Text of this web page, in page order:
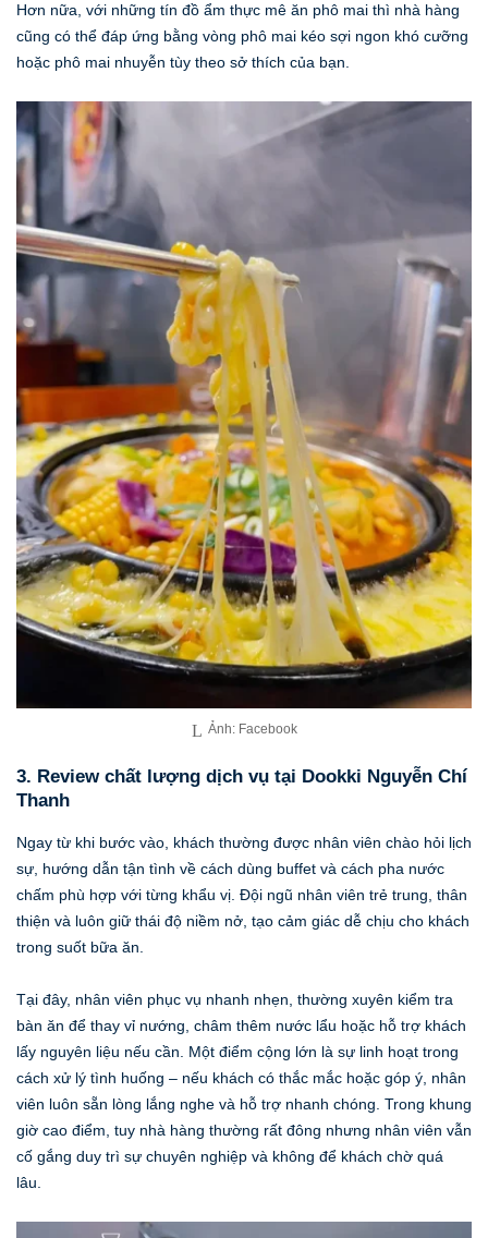
Hơn nữa, với những tín đồ ẩm thực mê ăn phô mai thì nhà hàng
cũng có thể đáp ứng bằng vòng phô mai kéo sợi ngon khó cưỡng
hoặc phô mai nhuyễn tùy theo sở thích của bạn.
Ảnh: Facebook
3. Review chất lượng dịch vụ tại Dookki Nguyễn Chí
Thanh
Ngay từ khi bước vào, khách thường được nhân viên chào hỏi lịch
sự, hướng dẫn tận tình về cách dùng buffet và cách pha nước
chấm phù hợp với từng khẩu vị. Đội ngũ nhân viên trẻ trung, thân
thiện và luôn giữ thái độ niềm nở, tạo cảm giác dễ chịu cho khách
trong suốt bữa ăn.
Tại đây, nhân viên phục vụ nhanh nhẹn, thường xuyên kiểm tra
bàn ăn để thay vỉ nướng, châm thêm nước lẩu hoặc hỗ trợ khách
lấy nguyên liệu nếu cần. Một điểm cộng lớn là sự linh hoạt trong
cách xử lý tình huống – nếu khách có thắc mắc hoặc góp ý, nhân
viên luôn sẵn lòng lắng nghe và hỗ trợ nhanh chóng. Trong khung
giờ cao điểm, tuy nhà hàng thường rất đông nhưng nhân viên vẫn
cố gắng duy trì sự chuyên nghiệp và không để khách chờ quá
lâu.